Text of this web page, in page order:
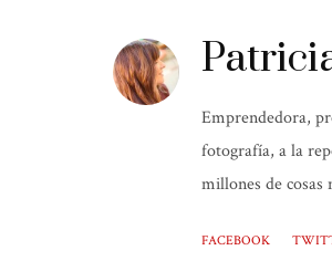
Emprendedora,
fotografía, a la
millones de
FACEBOOK